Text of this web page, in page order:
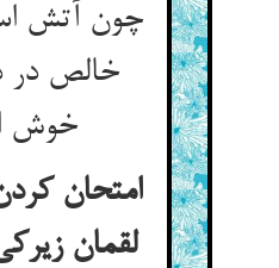
چون آتش
خالص
خوش
امتحان
لقمان